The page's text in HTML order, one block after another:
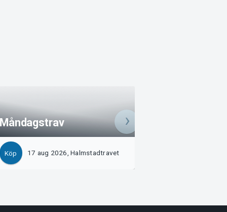
Köp 17 aug 2026, Halmstadtravet